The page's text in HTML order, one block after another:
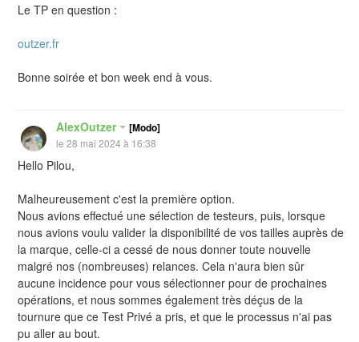
Le TP en question :
outzer.fr
Bonne soirée et bon week end à vous.
AlexOutzer [Modo]
le 28 mai 2024 à 16:38
Hello Pilou,
Malheureusement c'est la première option.
Nous avions effectué une sélection de testeurs, puis, lorsque
nous avions voulu valider la disponibilité de vos tailles auprès de
la marque, celle-ci a cessé de nous donner toute nouvelle
malgré nos (nombreuses) relances. Cela n'aura bien sûr
aucune incidence pour vous sélectionner pour de prochaines
opérations, et nous sommes également très déçus de la
tournure que ce Test Privé a pris, et que le processus n'ai pas
pu aller au bout.